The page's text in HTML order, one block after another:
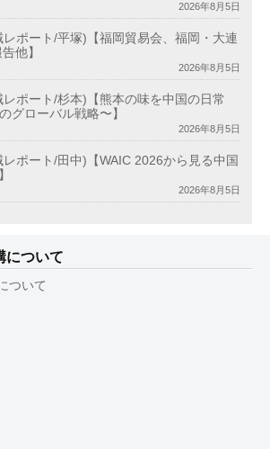
2026年8月5日
ポート/平塚)【福岡貿易会、福岡・大連
他】
2026年8月5日
ポート/杉本)【熊本の味を中国の日常
グローバル戦略〜】
2026年8月5日
ポート/田中)【WAIC 2026から見る中国
2026年8月5日
について
ついて